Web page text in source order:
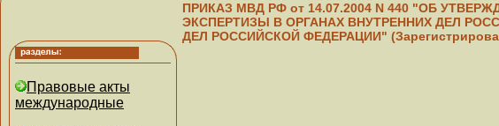
Правовые акты
международные
ПРИКАЗ МВД РФ от 14.07.2004 N 440 "ОБ
ЭКСПЕРТИЗЫ В ОРГАНАХ ВНУТРЕННИХ ДЕЛ
ДЕЛ РОССИЙСКОЙ ФЕДЕРАЦИИ"